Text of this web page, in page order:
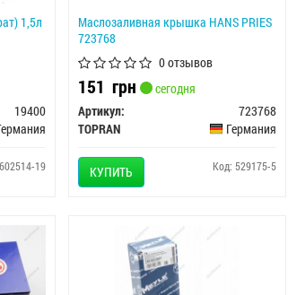
1,5л
19400
19
Маслозаливная крышка HANS PRIES
723768
0 отзывов
151 грн
сегодня
Артикул:
723768
TOPRAN
Германия
КУПИТЬ Код: 529175-5